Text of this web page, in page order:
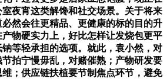
夜宵这类解馋和社交场景。关于将来
然会往更精品、更健康的标的目的升
物硬实力上，好比怎样让发烧包更平
等轻承担的选项。就此，袁小然，对
拍宁慢毋乱，对赌催熟；产物研发要
；供应链扶植要节制焦点环节，避免